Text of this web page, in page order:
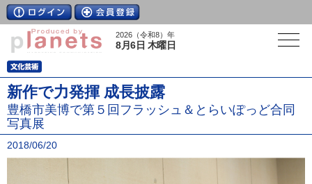
2026（令和8）年
8月6日 木曜日
新作で力発揮 成長披露
豊橋市美博で第５回フラッシュ＆とらいぽっど合同
写真展
2018/06/20